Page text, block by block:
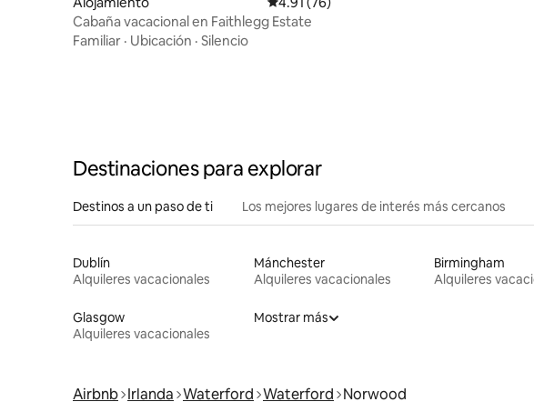
Cabaña vacacional en Faithlegg Estate
Familiar · Ubicación · Silencio
Destinaciones para explorar
Destinos a un paso de ti Los mejores lugares de interés más cercanos
Dublín
Alquileres vacacionales
Mánchester
Alquileres vacacionales
Birmingham
Alquileres
Glasgow
Alquileres vacacionales
Mostrar más
Airbnb Irlanda Waterford Waterford Norwood